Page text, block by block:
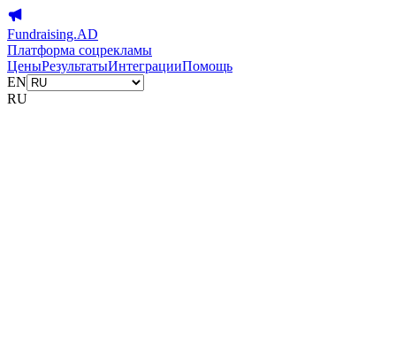
Fundraising.AD
Платформа соцрекламы
ЦеныРезультатыИнтеграцииПомощь
EN
RU